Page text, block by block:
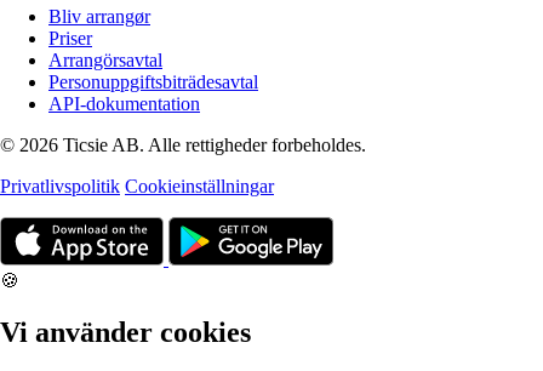
Bliv arrangør
Priser
Arrangörsavtal
Personuppgiftsbiträdesavtal
API-dokumentation
© 2026 Ticsie AB. Alle rettigheder forbeholdes.
Privatlivspolitik Cookieinställningar
🍪
Vi använder cookies